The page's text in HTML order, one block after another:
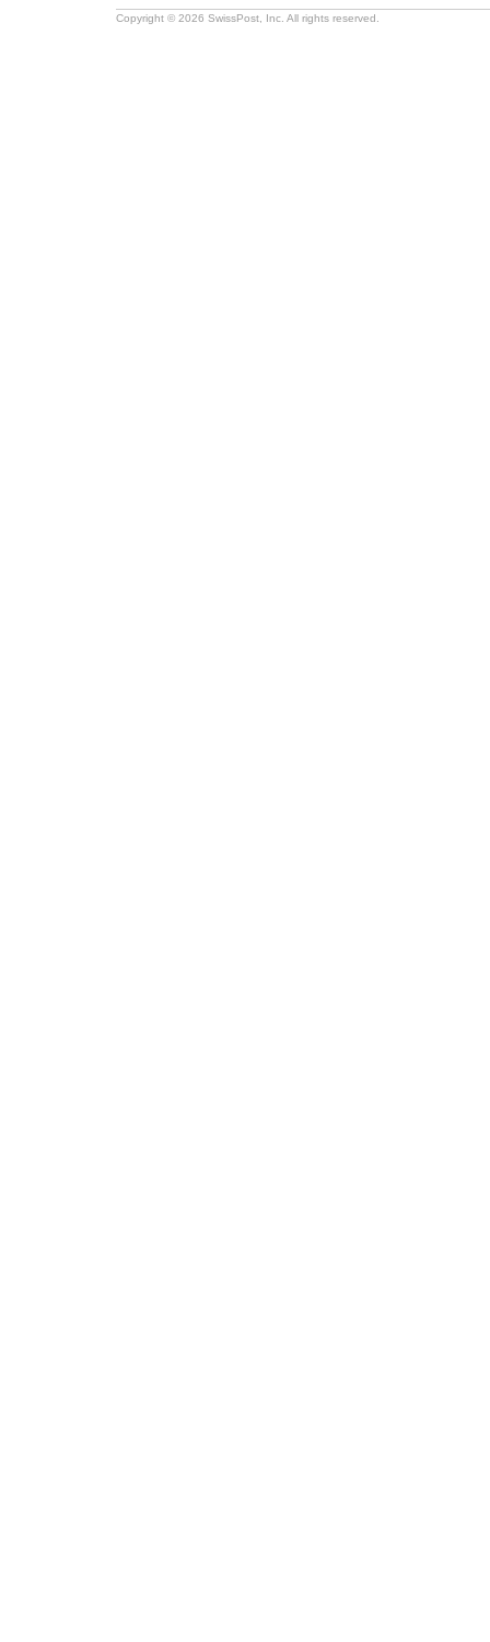
Copyright © 2026 SwissPost, Inc. All rights reserved.